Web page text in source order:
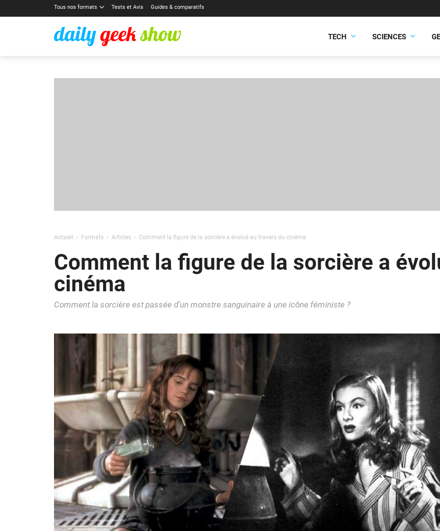
Tous nos formats Tests et Avis Guides & comparatifs
TECH SCIENCES
Accueil Formats Articles Comment la figure de la sorcière a évolué au travers du cinéma
Comment la figure de la sorcière a
cinéma
Comment la sorcière est passée d'un monstre sanguinaire à une icône féministe ?